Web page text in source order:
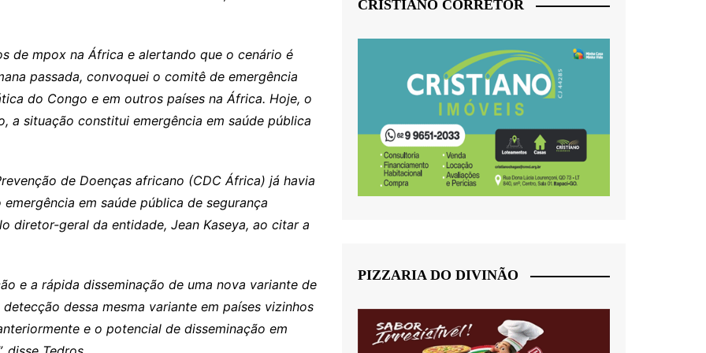
de mpox na África e alertando que o cenário é
passada, convoquei o comitê de emergência
do Congo e em outros países na África. Hoje, o
a situação constitui emergência em saúde pública
de Doenças africano (CDC África) já havia
em saúde pública de segurança
diretor-geral da entidade, Jean Kaseya, ao citar a
e a rápida disseminação de uma nova variante de
dessa mesma variante em países vizinhos
e o potencial de disseminação em
CRISTIANO CORRETOR
PIZZARIA DO DIVINÃO